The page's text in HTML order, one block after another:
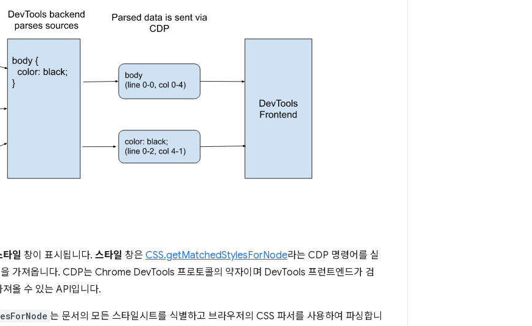
타일 창이 표시됩니다. 스타일 창은 CSS.getMatchedStylesForNode라는 CDP 명령어를 실
가져옵니다. CDP는 Chrome DevTools 프로토콜의 약자이며 DevTools 프런트엔드가 검
올 수 있는 API입니다.
는 문서의 모든 스타일시트를 식별하고 브라우저의 CSS 파서를 사용하여 파싱합니